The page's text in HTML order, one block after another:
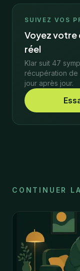
SUIVEZ VOS
Voyez votre
réel
Klar suit 47
récupération de
jour après jour.
CONTINUER